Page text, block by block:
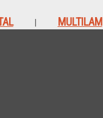
| MULTILAM